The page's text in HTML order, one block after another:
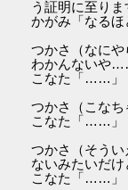
う証明に至りま
かがみ「なるほ
つかさ（なに
わかんないや
こなた「……」
つかさ（こなち
こなた「……」
つかさ（そう
ないみたいだ
こなた「……」